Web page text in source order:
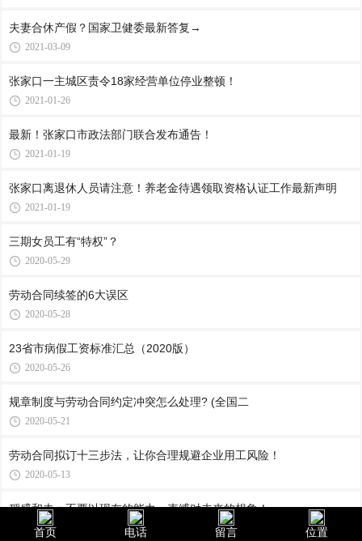
夫妻合休产假？国家卫健委最新答复→
2021-03-09
张家口一主城区责令18家经营单位停业整顿！
2021-01-26
最新！张家口市政法部门联合发布通告！
2021-01-19
张家口离退休人员请注意！养老金待遇领取资格认证工作最新声明
2021-01-19
三期女员工有“特权”？
2020-05-29
劳动合同续签的6大误区
2020-05-28
23省市病假工资标准汇总（2020版）
2020-05-26
规章制度与劳动合同约定冲突怎么处理? (​全国二
2020-05-21
劳动合同拟订十三步法，让你合理规避企业用工风险！
2020-05-13
稻盛和夫：不要以现在的能力，束缚对未来的想象！
2020-04-28
首页 电话 留言 位置